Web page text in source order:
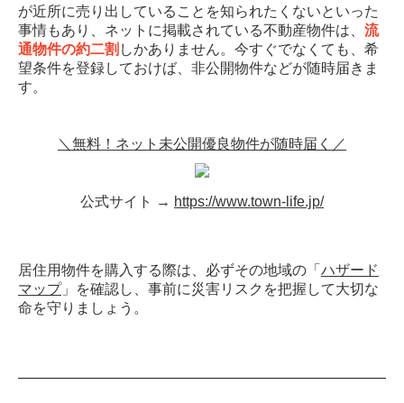
が近所に売り出していることを知られたくないといった
事情もあり、ネットに掲載されている不動産物件は、 流
通物件の約二割 しかありません。今すぐでなくても、希
望条件を登録しておけば、非公開物件などが随時届きま
す。
＼無料！ネット未公開優良物件が随時届く／
公式サイト → https://www.town-life.jp/
居住用物件を購入する際は、必ずその地域の「 ハザード
マップ」を確認し、事前に災害リスクを把握して大切な
命を守りましょう。